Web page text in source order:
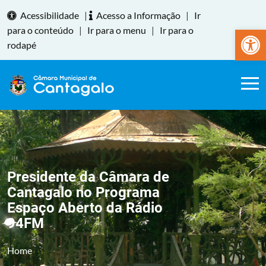
Abrir
Acessibilidade | Acesso a Informação |
Ir
para o conteúdo | Ir para o menu |
Ir para o
rodapé
Presidente da Câmara de
Cantagalo no Programa
Espaço Aberto da Rádio
94FM
Home